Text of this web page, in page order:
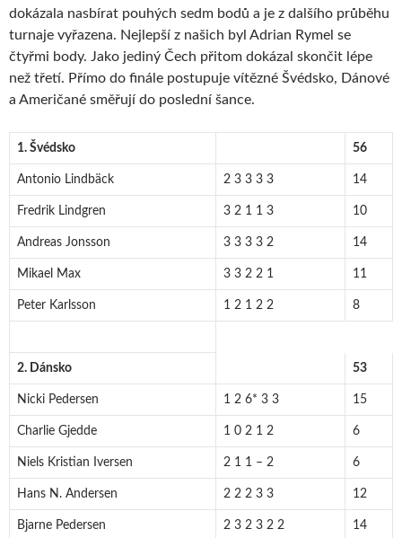
dokázala nasbírat pouhých sedm bodů a je z dalšího průběhu
turnaje vyřazena. Nejlepší z našich byl Adrian Rymel se
čtyřmi body. Jako jediný Čech přitom dokázal skončit lépe
než třetí. Přímo do finále postupuje vítězné Švédsko, Dánové
a Američané směřují do poslední šance.
1. Švédsko 56
Antonio Lindbäck 2 3 3 3 3 14
Fredrik Lindgren 3 2 1 1 3 10
Andreas Jonsson 3 3 3 3 2 14
Mikael Max 3 3 2 2 1 11
Peter Karlsson 1 2 1 2 2 8
2. Dánsko 53
Nicki Pedersen 1 2 6* 3 3 15
Charlie Gjedde 1 0 2 1 2 6
Niels Kristian Iversen 2 1 1 – 2 6
Hans N. Andersen 2 2 2 3 3 12
Bjarne Pedersen 2 3 2 3 2 2 14